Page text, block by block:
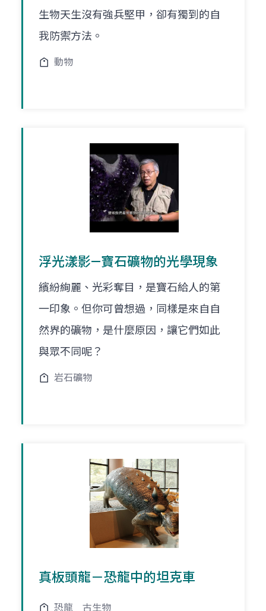
生物天生沒有強兵堅甲，卻有獨到的自
我防禦方法。
動物
浮光漾影—寶石礦物的光學現象
繽紛絢麗、光彩奪目，是寶石給人的第
一印象。但你可曾想過，同樣是來自自
然界的礦物，是什麼原因，讓它們如此
與眾不同呢？
岩石礦物
真板頭龍－恐龍中的坦克車
恐龍 古生物